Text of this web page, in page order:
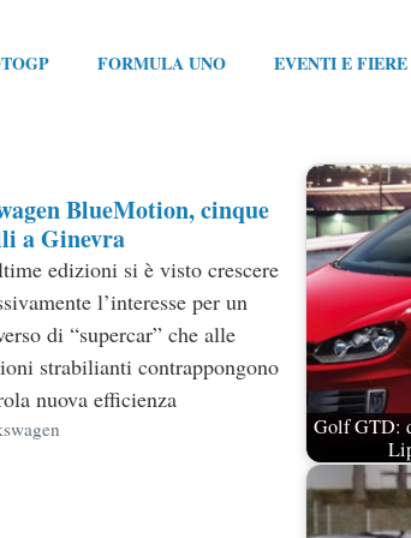
FORMULA UNO EVENTI E FIERE
BlueMotion, cinque
a Ginevra
edizioni si è visto crescere
l’interesse per un
di “supercar” che alle
strabilianti contrappongono
nuova efficienza
Golf GTD: